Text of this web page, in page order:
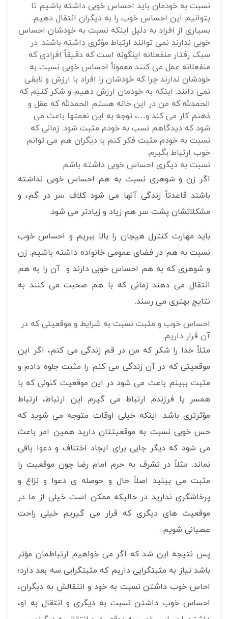
نسبت به خودمان باید احساس خوبی داشته باشیم تا
بتوانیم این احساس خوب را به دیگران انتقال دهیم.
بسیاری از افراد به دلیل اینکه نسبت به خودشان احساس
خوبی ندارند نمی توانند ارتباط مؤثری داشته باشند. در
سبک رفتار منفعلانه اینگونه است که دقیقاً افرادی که
منفعلانه عمل می کنند معمولاً احساس خوبی نسبت به
خودشان ندارند چرا که خودشان را افراد با ارزش و لایقی
نمی دانند. اینکه به خودمان ارزش دهیم و شکر کنیم که
الحمدلله که من در این خانه هستم الحمدلله که عقل و
ذهنم کار می کند و…، توجه به این نعمتها باعث می
شود که دیدگاهم نسب به خودم مثبت شود. زمانی که
نسبت به خودم مثبت فکر کنم با دیگران هم می توانم
خوب ارتباط بگیرم.
نسبت به دیگری احساس خوبی داشته باشم.
اگر زن و شوهری نسبت به هم احساس خوبی نداشته
باشند قاعدتاً زندگی آنها می شود کلاف سر در گم، و
مشکلاتشان پشت سر هم زیاد و زیادتر می شود.
باید مهارت کنترل هیجان را بالا ببریم و احساس خوب
نسبت به هم در فضای عمومی خانواده داشته باشیم. زن
و شوهری که به هم احساس خوبی دارند و آن را به هم
انتقال می دهند زمانی که با هم صحبت می کنند به
نتایج بهتری می رسند.
احساس خوب و مثبت نسبت به شرایط و موقعیتی که در
آن قرار داریم.
مثلاً خدا را شکر که من در قم زندگی می کنم، اگر این
موقعیتی که در آن زندگی می کنم را مثبت جلوه دادم و
مثبت ببینم باعث می شود در این موقعیت کنونی که با
همسر یا فرزندم ارتباط می گیرم این ارتباط، ارتباط
مؤثرتری باشد. اینکه خیلی اوقات متوجه می شوید که
حس خوبی نسبت به موقعیتتان دارید همین امر باعث
می شود که دیگر جایی برای ایجاد اختلاف و دعوا باقی
نماند. مثلاً در تشرف به حرم امام رضا چون موقعیت را
مثبت می بینید اصلاً حال و حوصله ی دعوا و نزاع و
پرخاشگری ندارید در حالیکه ممکن است خیلی از ما در
موقعیت های دیگری که قرار می گیریم خیلی راحت
عصبانی شویم.
پس نتیجه این شد که اگر می خواهیم ارتباطمان مؤثر
باشد نیاز به مثبتگرایی داریم که مثبتگرایی سه بعد دارد؛
احاس خوب داشتن نسبت به خود و انتقالش به دیگران،
احساس خوب داشتن نسبت به دیگری و انتقال به او،